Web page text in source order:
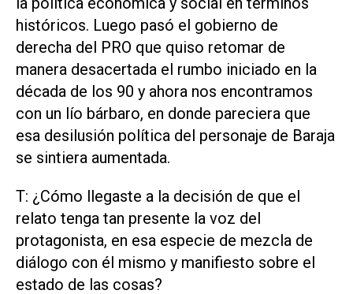
históricos. Luego pasó el gobierno de
derecha del PRO que quiso retomar de
manera desacertada el rumbo iniciado en la
década de los 90 y ahora nos encontramos
con un lío bárbaro, en donde pareciera que
esa desilusión política del personaje de Baraja
se sintiera aumentada.
T: ¿Cómo llegaste a la decisión de que el
relato tenga tan presente la voz del
protagonista, en esa especie de mezcla de
diálogo con él mismo y manifiesto sobre el
estado de las cosas?